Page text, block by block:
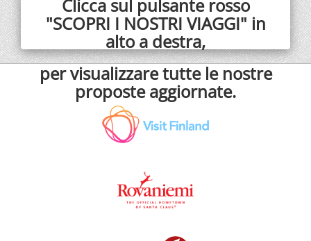
Clicca sul pulsante rosso
"SCOPRI I NOSTRI VIAGGI" in
alto a destra,
per visualizzare tutte le nostre
proposte aggiornate.